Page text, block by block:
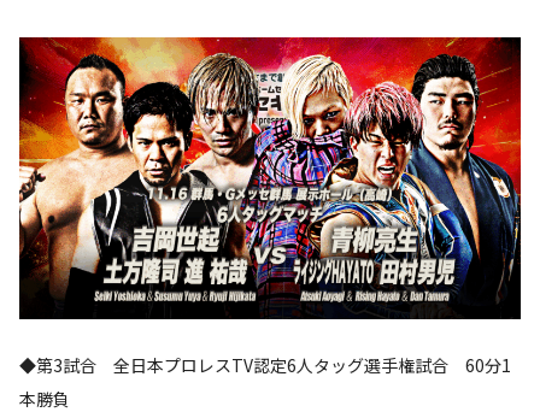
◆第3試合 全日本プロレスTV認定6人タッグ選手権試合 60分1
本勝負